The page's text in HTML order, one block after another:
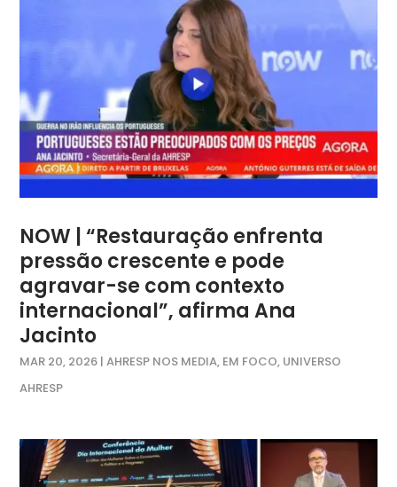
NOW | “Restauração enfrenta
pressão crescente e pode
agravar-se com contexto
internacional”, afirma Ana
Jacinto
MAR 20, 2026 |AHRESP NOS MEDIA, EM FOCO, UNIVERSO
AHRESP